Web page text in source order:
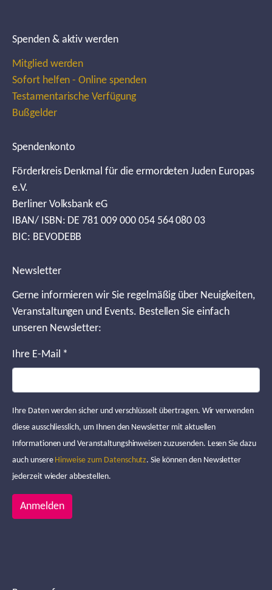
Spenden & aktiv werden
Mitglied werden
Sofort helfen - Online spenden
Testamentarische Verfügung
Bußgelder
Spendenkonto
Förderkreis Denkmal für die ermordeten Juden Europas
e.V.
Berliner Volksbank eG
IBAN/ ISBN: DE 781 009 000 054 564 080 03
BIC: BEVODEBB
Newsletter
Gerne informieren wir Sie regelmäßig über Neuigkeiten,
Veranstaltungen und Events. Bestellen Sie einfach
unseren Newsletter:
Ihre E-Mail *
Ihre Daten werden sicher und verschlüsselt übertragen. Wir verwenden
diese ausschliesslich, um Ihnen den Newsletter mit aktuellen
Informationen und Veranstaltungshinweisen zuzusenden. Lesen Sie dazu
auch unsere Hinweise zum Datenschutz. Sie können den Newsletter
jederzeit wieder abbestellen.
Anmelden